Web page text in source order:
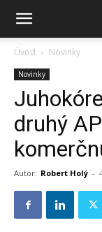
Úvod Novinky
Novinky
druhý
Autor: Robert Holý -